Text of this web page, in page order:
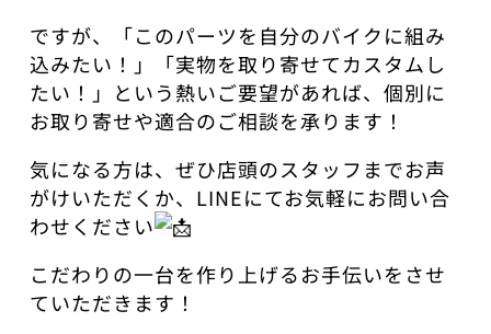
​ですが、「このパーツを自分のバイクに組み
込みたい！」「実物を取り寄せてカスタムし
たい！」という熱いご要望があれば、個別に
お取り寄せや適合のご相談を承ります！
​気になる方は、ぜひ店頭のスタッフまでお声
がけいただくか、LINEにてお気軽にお問い合
わせください
​こだわりの一台を作り上げるお手伝いをさせ
ていただきます！